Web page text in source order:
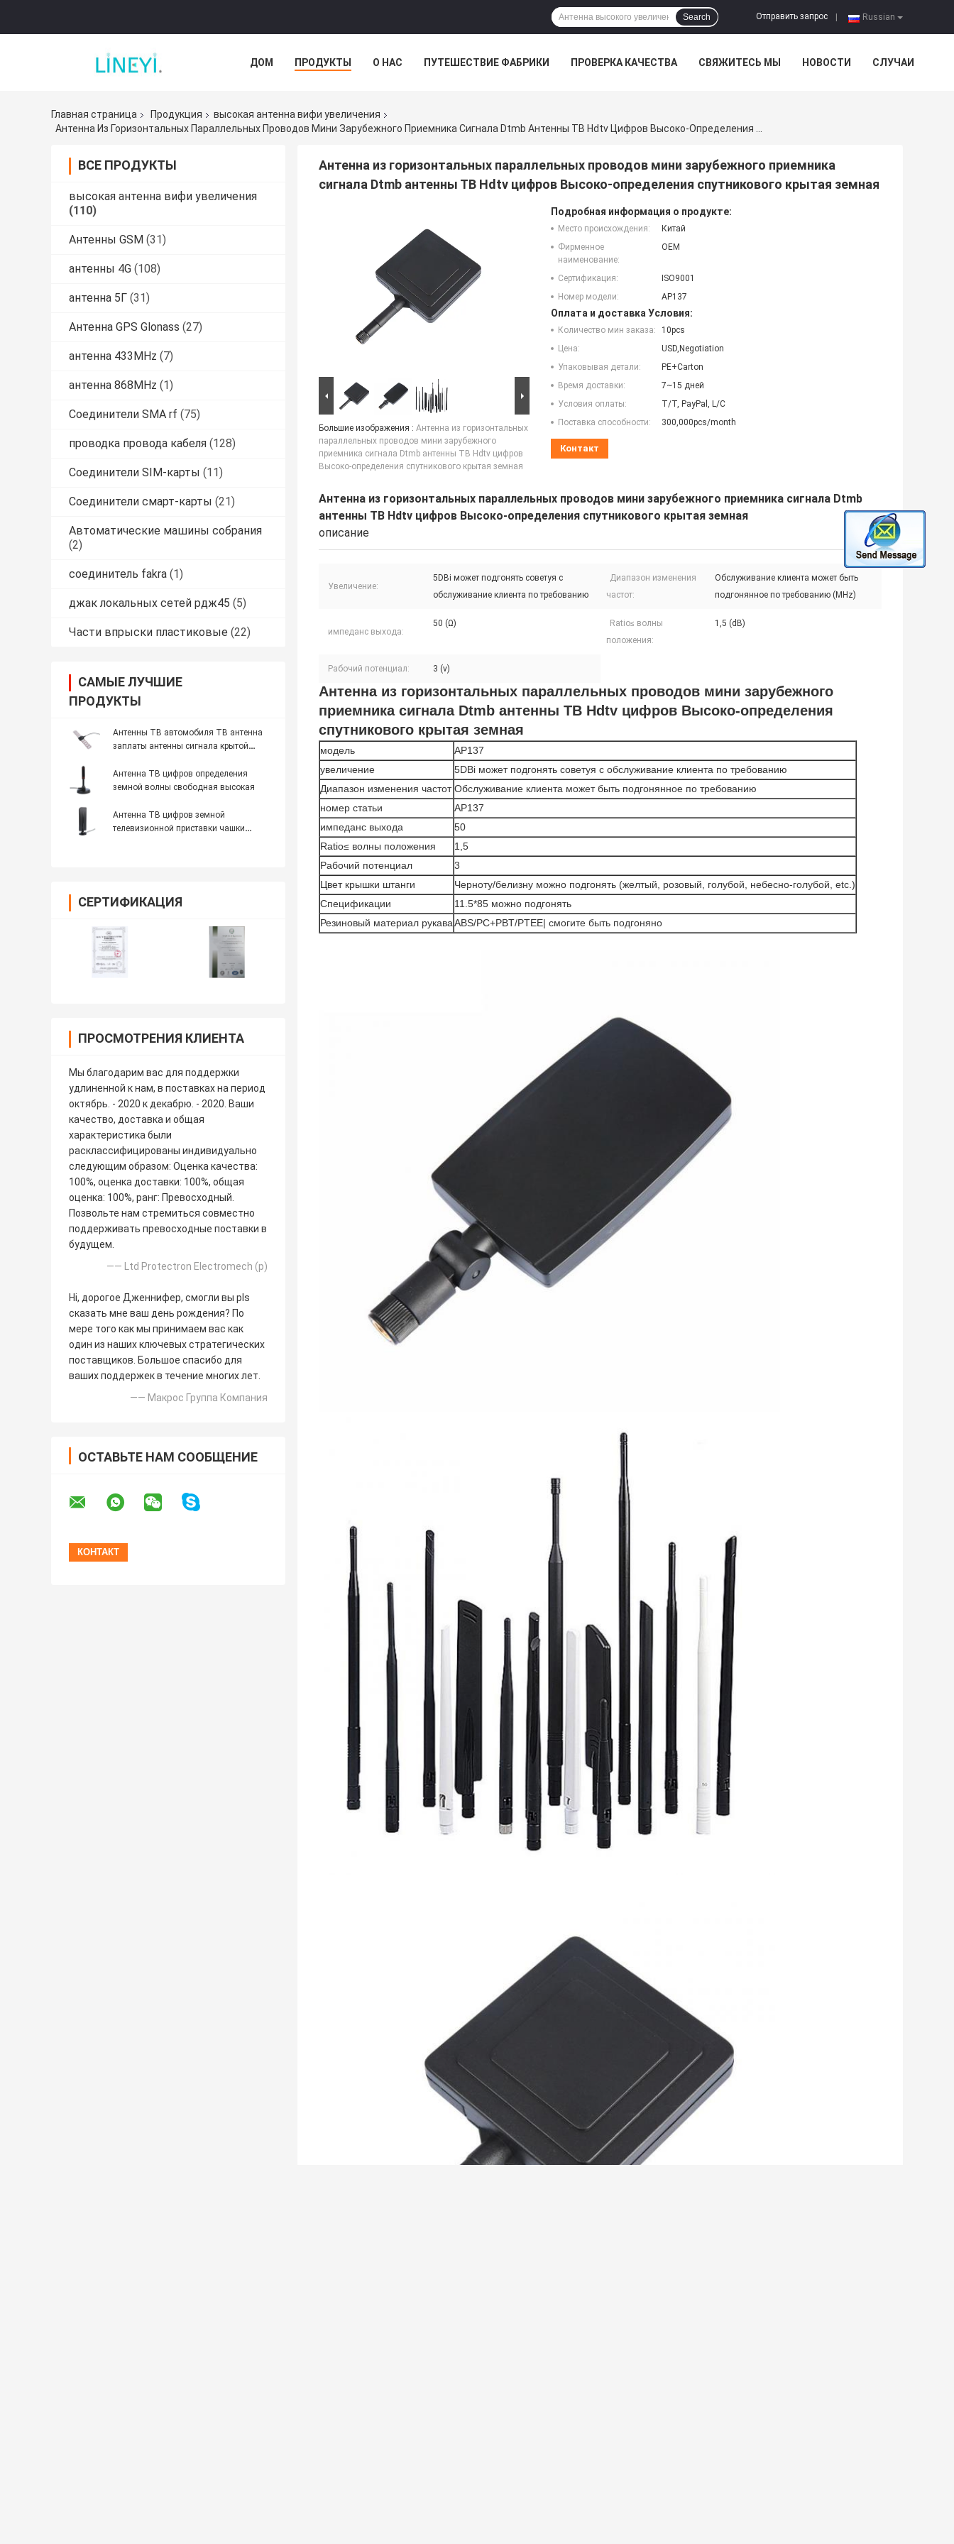
Russian
Отправить запрос
Search
ДОМ ПРОДУКТЫ О НАС ПУТЕШЕСТВИЕ ФАБРИКИ ПРОВЕРКА КАЧЕСТВА СВЯЖИТЕСЬ МЫ НОВОСТИ СЛУЧАИ
Главная страница Продукция
высокая антенна вифи увеличения
ВСЕ ПРОДУКТЫ
высокая антенна вифи увеличения
(110)
Антенны GSM (31)
антенны 4G (108)
антенна 5Г (31)
Антенна GPS Glonass (27)
антенна 433MHz (7)
антенна 868MHz (1)
Соединители SMA rf (75)
проводка провода кабеля (128)
Соединители SIM-карты (11)
Соединители смарт-карты (21)
Автоматические машины собрания
(2)
соединитель fakra (1)
джак локальных сетей рдж45 (5)
Части впрыски пластиковые (22)
САМЫЕ ЛУЧШИЕ
ПРОДУКТЫ
Антенны ТВ автомобиля ТВ антенна
заплаты антенны сигнала крытой
Антенна ТВ цифров определения
земной волны свободная высокая
Антенна ТВ цифров земной
телевизионной приставки чашки
СЕРТИФИКАЦИЯ
ПРОСМОТРЕНИЯ КЛИЕНТА
Мы благодарим вас для поддержки
удлиненной к нам, в поставках на период
октябрь. - 2020 к декабрю. - 2020. Ваши
качество, доставка и общая
характеристика были
расклассифицированы индивидуально
следующим образом: Оценка качества:
100%, оценка доставки: 100%, общая
оценка: 100%, ранг: Превосходный.
Позвольте нам стремиться совместно
поддерживать превосходные поставки в
будущем.
—— Ltd Protectron Electromech (p)
Hi, дорогое Дженнифер, смогли вы pls
сказать мне ваш день рождения? По
мере того как мы принимаем вас как
один из наших ключевых стратегических
поставщиков. Большое спасибо для
ваших поддержек в течение многих лет.
—— Макрос Группа Компания
ОСТАВЬТЕ НАМ СООБЩЕНИЕ
Антенна из горизонтальных параллельных проводов мини зарубежного приемника
сигнала Dtmb антенны ТВ Hdtv цифров Высоко-определения спутникового крытая земная
Большие изображения : Антенна из горизонтальных
параллельных проводов мини зарубежного
приемника сигнала Dtmb антенны ТВ Hdtv цифров
Высоко-определения спутникового крытая земная
Подробная информация о продукте:
Место происхождения:
Китай
Фирменное
наименование:
OEM
Сертификация:
ISO9001
Номер модели:
AP137
Оплата и доставка Условия:
Количество мин заказа:
10pcs
Цена:
USD,Negotiation
Упаковывая детали:
PE+Carton
Время доставки:
7~15 дней
Условия оплаты:
T/T, PayPal, L/C
Поставка способности:
300,000pcs/month
Контакт
Антенна из горизонтальных параллельных проводов мини зарубежного приемника сигнала Dtmb
антенны ТВ Hdtv цифров Высоко-определения спутникового крытая земная
описание
Увеличение:
5DBi может подгонять советуя с
обслуживание клиента по требованию
Диапазон изменения
частот:
Обслуживание клиента может быть
подгонянное по требованию (MHz)
импеданс выхода:
50 (Ω)
Ratio≤ волны
положения:
1,5 (dB)
Рабочий потенциал: 3 (v)
Антенна из горизонтальных параллельных проводов мини зарубежного
приемника сигнала Dtmb антенны ТВ Hdtv цифров Высоко-определения
спутникового крытая земная
модель
AP137
увеличение
5DBi может подгонять советуя с обслуживание клиента по требованию
Диапазон изменения частот Обслуживание клиента может быть подгонянное по требованию
номер статьи
AP137
импеданс выхода
50
Ratio≤ волны положения
1,5
Рабочий потенциал
3
Цвет крышки штанги
Черноту/белизну можно подгонять (желтый, розовый, голубой, небесно-голубой, etc.)
Спецификации
11.5*85 можно подгонять
Резиновый материал рукаваABS/PC+PBT/PTEE| смогите быть подгоняно